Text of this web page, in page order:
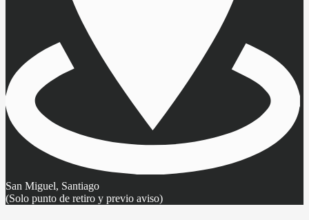
San Miguel, Santiago
(Solo punto de retiro y previo aviso)